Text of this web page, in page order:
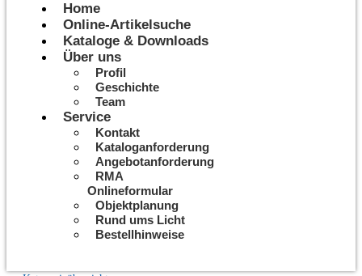
Home
Online-Artikelsuche
Kataloge & Downloads
Über uns
Profil
Geschichte
Team
Service
Kontakt
Kataloganforderung
Angebotanforderung
RMA
Onlineformular
Objektplanung
Rund ums Licht
Bestellhinweise